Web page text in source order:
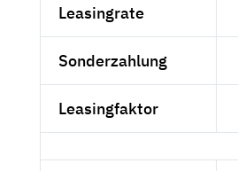
Leasingrate
Sonderzahlung
Leasingfaktor